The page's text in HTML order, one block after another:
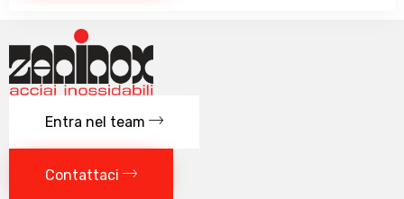
Entra nel team
Contattaci